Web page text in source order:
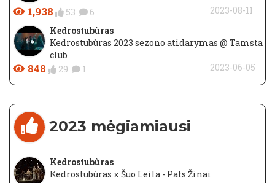
1,938 53 6
2023-08-11
Kedrostubùras
Kedrostubùras 2023 sezono atidarymas @ Tamsta
club
848 29 1 2023-06-05
2023 mėgiamiausi
Kedrostubùras
Kedrostubùras x Šuo Leila - Pats Žinai